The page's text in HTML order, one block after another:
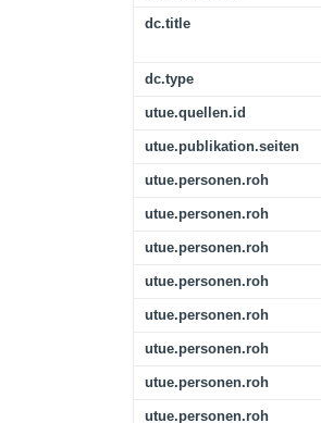
dc.title
dc.type
utue.quellen.id
utue.publikation.seiten
utue.personen.roh
utue.personen.roh
utue.personen.roh
utue.personen.roh
utue.personen.roh
utue.personen.roh
utue.personen.roh
utue.personen.roh